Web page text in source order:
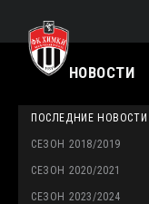
НОВОСТИ
ПОСЛЕДНИЕ НОВОСТИ
СЕЗОН 2018/2019
СЕЗОН 2020/2021
СЕЗОН 2023/2024